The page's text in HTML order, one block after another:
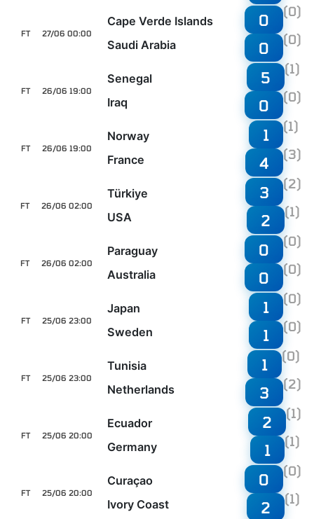
27/06 00:00
FT
Cape Verde Islands
Saudi Arabia
0 (0)
0 (0)
26/06 19:00
FT
Senegal
Iraq
5 (1)
0 (0)
26/06 19:00
FT
Norway
France
1 (1)
4 (3)
26/06 02:00
FT
Türkiye
USA
3 (2)
2 (1)
26/06 02:00
FT
Paraguay
Australia
0 (0)
0 (0)
25/06 23:00
FT
Japan
Sweden
1 (0)
1 (0)
25/06 23:00
FT
Tunisia
Netherlands
1 (0)
3 (2)
25/06 20:00
FT
Ecuador
Germany
2 (1)
1 (1)
25/06 20:00
FT
Curaçao
Ivory Coast
0 (0)
2 (1)